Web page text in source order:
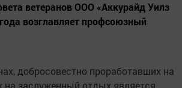
ветеранов ООО «Аккурайд Уилз
возглавляет профсоюзный
добросовестно проработавших на